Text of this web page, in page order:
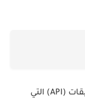
واتساب API هي واجهة برمجة التطبيقات (API) التي